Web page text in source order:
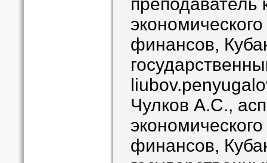
финансов,
Чулков А.С.,
финансов,